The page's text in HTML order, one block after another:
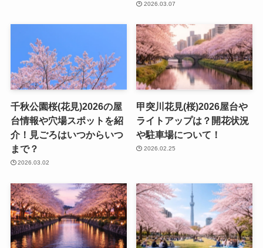
2026.03.07
千秋公園桜(花見)2026の屋
台情報や穴場スポットを紹
介！見ごろはいつからいつ
まで？
2026.03.02
甲突川花見(桜)2026屋台や
ライトアップは？開花状況
や駐車場について！
2026.02.25